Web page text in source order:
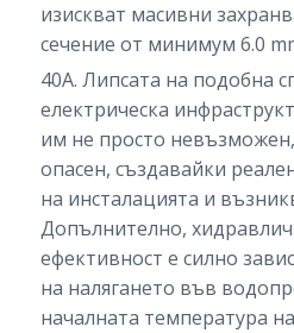
изискват масивни
сечение от минимум 6.0
40A. Липсата на подобна
електрическа
им не просто
опасен, създавайки
на инсталацията и
Допълнително,
ефективност е силно
на налягането във
началната температура